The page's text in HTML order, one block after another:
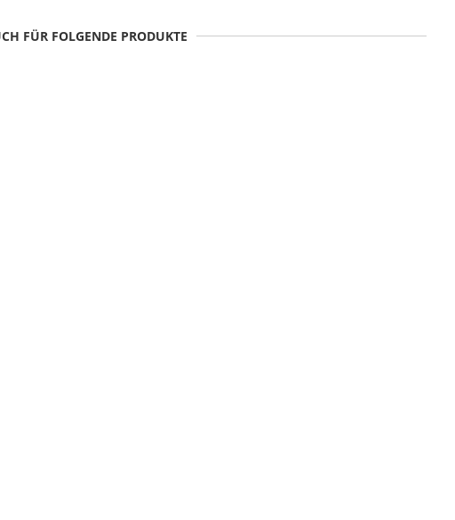
FÜR FOLGENDE PRODUKTE